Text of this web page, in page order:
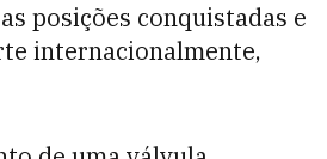
posições conquistadas e
internacionalmente,